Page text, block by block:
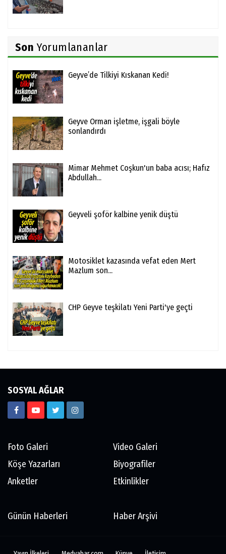
Son Yorumlananlar
Geyve’de Tilkiyi Kıskanan Kedi!
Geyve Orman işletme, işgali böyle
sonlandırdı
Mimar Mehmet Coşkun'un baba acısı; Hafız
Abdullah...
Geyveli şoför kalbine yenik düştü
Motosiklet kazasında vefat eden Mert
Mazlum son...
CHP Geyve teşkilatı Yeni Parti'ye geçti
SOSYAL AĞLAR
Foto Galeri
Video Galeri
Köşe Yazarları
Biyografiler
Anketler
Etkinlikler
Günün Haberleri Haber Arşivi